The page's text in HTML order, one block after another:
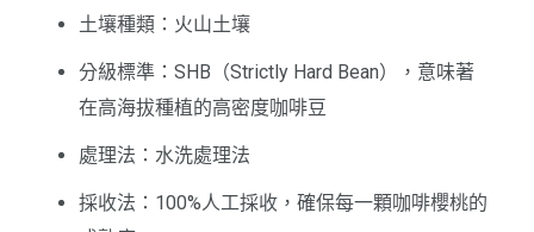
土壤種類：火山土壤
分級標準：SHB（Strictly Hard Bean），意味著
在高海拔種植的高密度咖啡豆
處理法：水洗處理法
採收法：100%人工採收，確保每一顆咖啡櫻桃的